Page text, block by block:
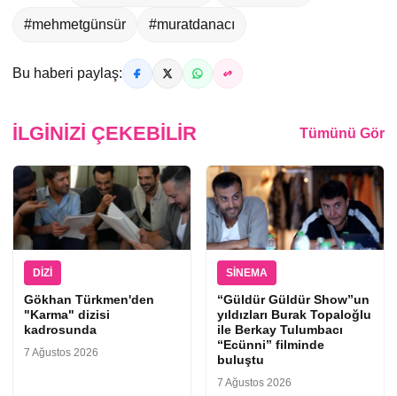
#mehmetgünsür #muratdanacı
Bu haberi paylaş:
İLGINIZI ÇEKEBILIR Tümünü Gör
DIZI
Gökhan Türkmen'den
"Karma" dizisi
kadrosunda
7 Ağustos 2026
SINEMA
“Güldür Güldür Show”un
yıldızları Burak Topaloğlu
ile Berkay Tulumbacı
“Ecünni” filminde
buluştu
7 Ağustos 2026